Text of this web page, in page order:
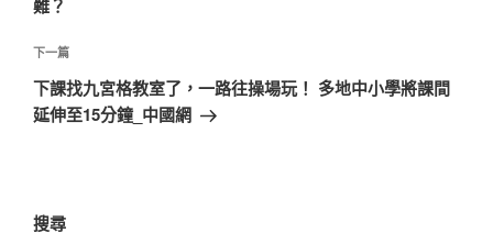
覽
章
難？
下
一
篇
下一篇
下課找九宮格教室了，一路往操場玩！ 多地中小學將課間
延伸至15分鐘_中國網
搜尋